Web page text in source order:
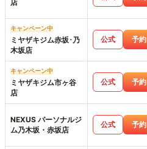
店
キャンペーン中
ミヤザキジム赤坂･乃
木坂店
公式 予約
キャンペーン中
ミヤザキジム市ヶ谷
店
公式 予約
NEXUS パーソナルジ
ム乃木坂・赤坂店
公式 予約